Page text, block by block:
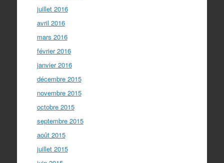
juillet 2016
avril 2016
mars 2016
février 2016
janvier 2016
décembre 2015
novembre 2015
octobre 2015
septembre 2015
août 2015
juillet 2015